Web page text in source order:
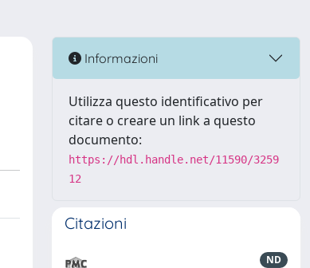
Informazioni
Utilizza questo identificativo per
citare o creare un link a questo
documento:
https://hdl.handle.net/11590/3259
12
Citazioni
ND